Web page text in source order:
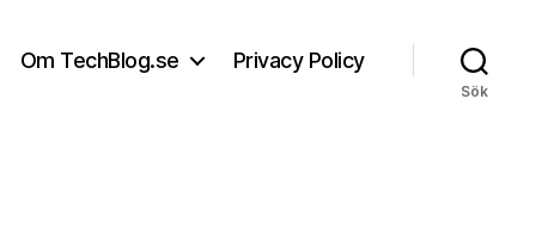
Om TechBlog.se Privacy Policy
Sök